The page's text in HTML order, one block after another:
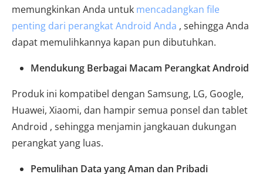
memungkinkan Anda untuk mencadangkan file
penting dari perangkat Android Anda , sehingga Anda
dapat memulihkannya kapan pun dibutuhkan.
Mendukung Berbagai Macam Perangkat Android
Produk ini kompatibel dengan Samsung, LG, Google,
Huawei, Xiaomi, dan hampir semua ponsel dan tablet
Android , sehingga menjamin jangkauan dukungan
perangkat yang luas.
Pemulihan Data yang Aman dan Pribadi